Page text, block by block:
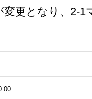
更となり、2-1